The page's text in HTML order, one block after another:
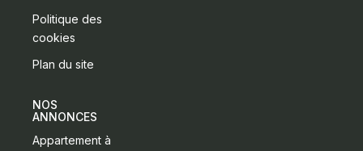
Politique des
cookies
Plan du site
NOS
ANNONCES
Appartement à